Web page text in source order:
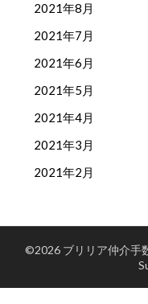
2021年8月
2021年7月
2021年6月
2021年5月
2021年4月
2021年3月
2021年2月
©2026 ブリリア仲介手